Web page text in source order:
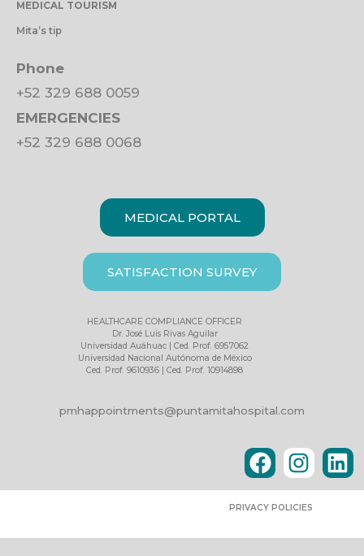
MEDICAL TOURISM
Mita’s tip
Phone
+52 329 688 0059
EMERGENCIES
+52 329 688 0068
MEDICAL PORTAL
SATISFACTION SURVEY
HEALTHCARE COMPLIANCE OFFICER
Dr. José Luis Rivas Aguilar
Universidad Auáhuac | Ced. Prof. 6957062
Universidad Nacional Autónoma de México
Ced. Prof. 9610936 | Ced. Prof. 10914898
pmhappointments@puntamitahospital.com
PRIVACY POLICIES